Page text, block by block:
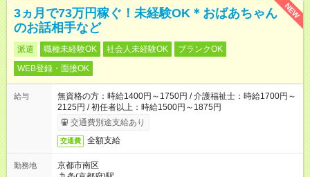
NEW
3ヵ月で73万円稼ぐ！未経験OK＊おばあちゃん
のお話相手など
派遣 職種未経験OK 社会人未経験OK
ブランクOK
WEB登録・面接OK
給与
無資格の方：時給1400円～1750円 / 介護福祉士：時給1700円～
2125円 / 初任者以上：時給1500円～1875円
交通費別途支給あり
交通費 全額支給
勤務地
京都市南区